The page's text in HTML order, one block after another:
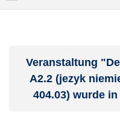
Veranstaltung
A2.2 (jezyk
404.03) wurde